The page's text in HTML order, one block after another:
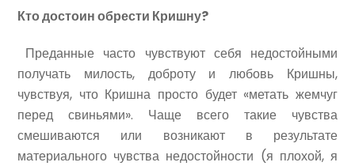
Кто достоин обрести Кришну?
Преданные часто чувствуют себя недостойными
получать милость, доброту и любовь Кришны,
чувствуя, что Кришна просто будет «метать жемчуг
перед свиньями». Чаще всего такие чувства
смешиваются или возникают в результате
материального чувства недостойности (я плохой, я